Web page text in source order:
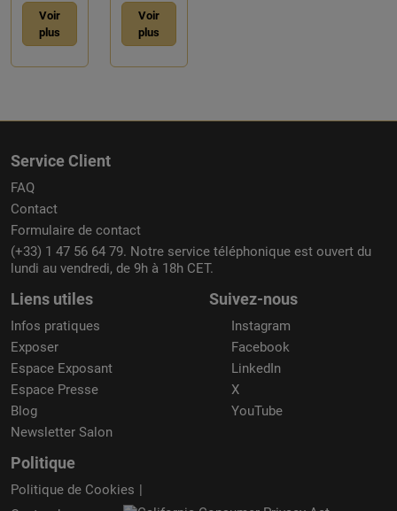
Voir
plus
Voir
plus
Service Client
FAQ
Contact
Formulaire de contact
(+33) 1 47 56 64 79. Notre service téléphonique est ouvert du
lundi au vendredi, de 9h à 18h CET.
Liens utiles
Infos pratiques
Exposer
Espace Exposant
Espace Presse
Blog
Newsletter Salon
Suivez-nous
Instagram
Facebook
LinkedIn
X
YouTube
Politique
Politique de Cookies